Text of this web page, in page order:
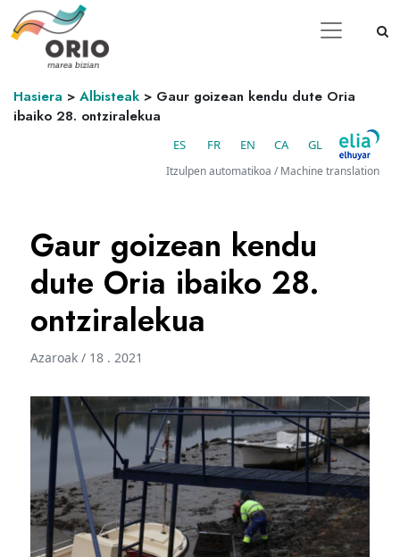
Hasiera > Albisteak > Gaur goizean kendu dute Oria
ibaiko 28. ontziralekua
ES FR EN CA GL
Itzulpen automatikoa / Machine translation
Gaur goizean kendu
dute Oria ibaiko 28.
ontziralekua
Azaroak / 18 . 2021